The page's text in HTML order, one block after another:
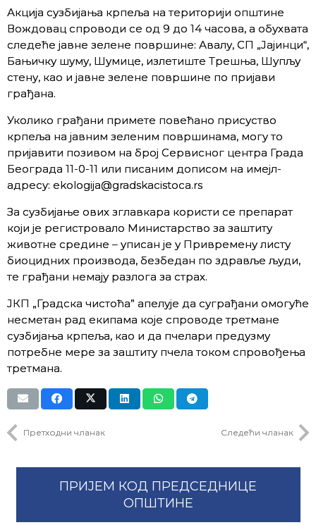
Акција сузбијања крпеља на територији општине
Вождовац спроводи се од 9 до 14 часова, а обухвата
следеће јавне зелене површине: Авалу, СП „Јајинци“,
Бањичку шуму, Шумице, излетиште Трешња, Шупљу
стену, као и јавне зелене површине по пријави
грађана.
Уколико грађани примете повећано присуство
крпеља на јавним зеленим површинама, могу то
пријавити позивом на број Сервисног центра Града
Београда 11-0-11 или писаним дописом на имејл-
адресу: ekologija@gradskacistoca.rs
За сузбијање ових зглавкара користи се препарат
који је регистровало Министарство за заштиту
животне средине – уписан је у Привремену листу
биоцидних производа, безбедан по здравље људи,
те грађани немају разлога за страх.
ЈКП „Градска чистоћа” апелује да суграђани омогуће
несметан рад екипама које спроводе третмане
сузбијања крпеља, као и да пчелари предузму
потребне мере за заштиту пчела током спровођења
третмана.
Претходни чланак Следећи чланак
ПРИЈЕМ КОД ПРЕДСЕДНИЦЕ
ОПШТИНЕ